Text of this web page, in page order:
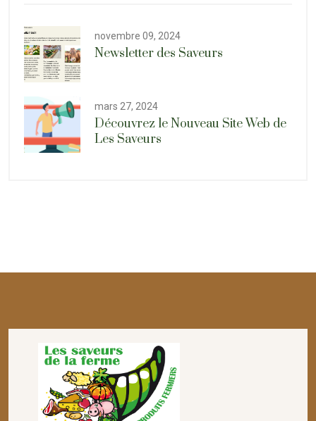
novembre 09, 2024
Newsletter des Saveurs
mars 27, 2024
Découvrez le Nouveau Site Web de
Les Saveurs